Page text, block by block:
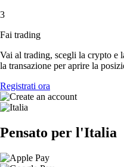
3
Fai trading
Vai al trading, scegli la crypto e
la transazione per aprire la
Registrati ora
Pensato per l'Italia